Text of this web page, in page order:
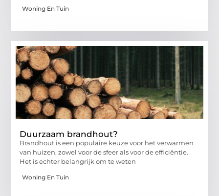
Woning En Tuin
Duurzaam brandhout?
Brandhout is een populaire keuze voor het verwarmen
van huizen, zowel voor de sfeer als voor de efficiëntie.
Het is echter belangrijk om te weten
Woning En Tuin